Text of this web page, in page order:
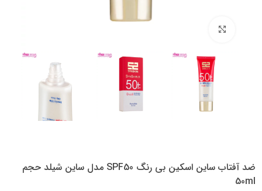
ضد آفتاب ساین اسکین بی رنگ SPF50 مدل ساین شیلد حجم
50ml